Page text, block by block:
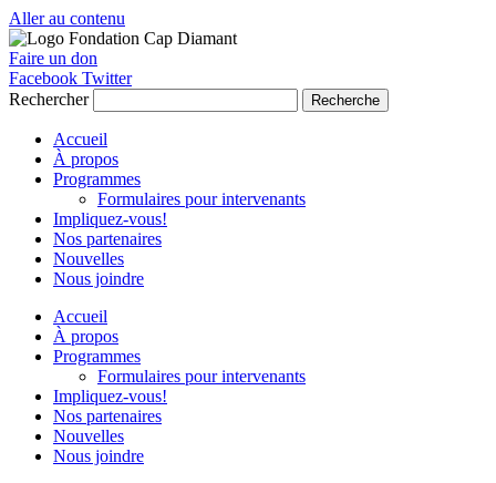
Aller au contenu
Faire un don
Facebook Twitter
Rechercher
Recherche
Accueil
À propos
Programmes
Formulaires pour intervenants
Impliquez-vous!
Nos partenaires
Nouvelles
Nous joindre
Accueil
À propos
Programmes
Formulaires pour intervenants
Impliquez-vous!
Nos partenaires
Nouvelles
Nous joindre